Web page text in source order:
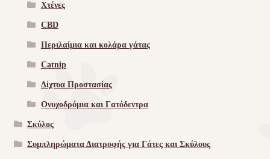
Χτένες
CBD
Περιλαίμια και κολάρα γάτας
Catnip
Δίχτυα Προστασίας
Ονυχοδρόμια και Γατόδεντρα
Σκύλος
Συμπληρώματα Διατροφής για Γάτες και Σκύλους